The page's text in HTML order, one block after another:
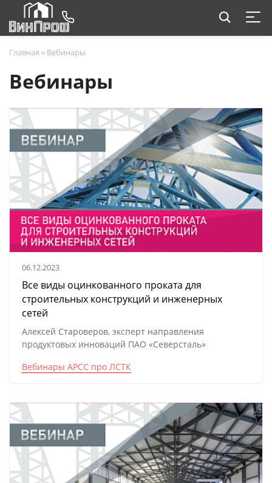
Главная » Вебинары
Вебинары
06.12.2023
Все виды оцинкованного проката для
строительных конструкций и инженерных
сетей
Алексей Староверов, эксперт направления
продуктовых инноваций ПАО «Северсталь»
Вебинары АРСС про ЛСТК